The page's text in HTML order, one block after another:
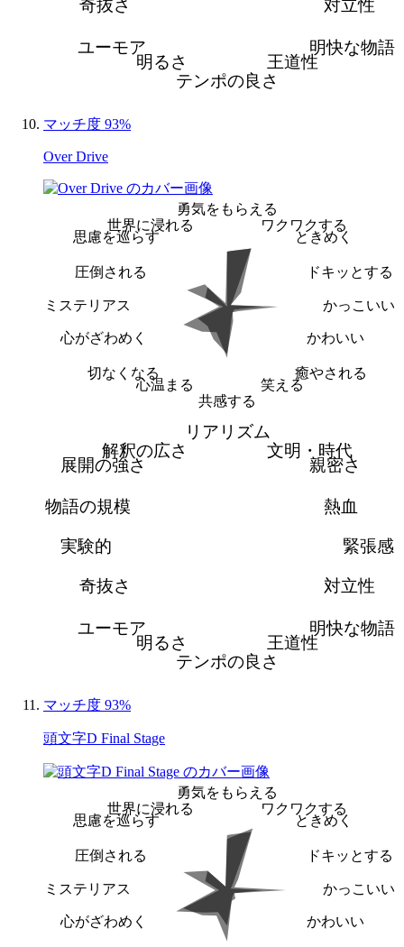
対立性
明快な物語
王道性
テンポの良さ
明るさ
ユーモア
奇抜さ
マッチ度 93%
Over Drive
勇気をもらえる
ワクワクする
ときめく
ドキッとする
かっこいい
かわいい
癒やされる
笑える
共感する
心温まる
切なくなる
心がざわめく
ミステリアス
圧倒される
思慮を巡らす
世界に浸れる
リアリズム
文明・時代
親密さ
熱血
緊張感
対立性
明快な物語
王道性
テンポの良さ
明るさ
ユーモア
奇抜さ
実験的
物語の規模
展開の強さ
解釈の広さ
マッチ度 93%
頭文字D Final Stage
勇気をもらえる
ワクワクする
ときめく
ドキッとする
かっこいい
かわいい
心がざわめく
ミステリアス
圧倒される
思慮を巡らす
世界に浸れる